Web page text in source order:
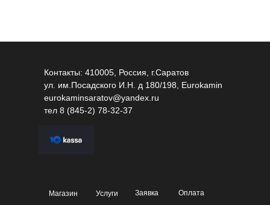
Контакты: 410005, Россия, г.Саратов
ул. им.Посадского И.Н. д 180/198, Eurokamin
eurokaminsaratov@yandex.ru
тел 8 (845-2) 78-32-37
Магазин Услуги Заявка
Оплата